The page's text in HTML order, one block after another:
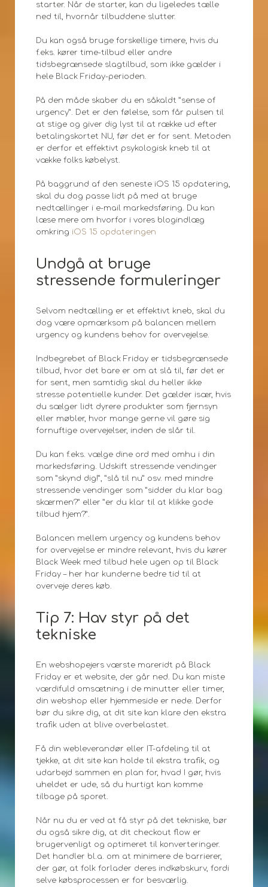
starter. Når de starter, kan du ligeledes tælle
ned til, hvornår tilbuddene slutter.
Du kan også bruge forskellige timere, hvis du
f.eks. kører time-tilbud eller andre
tidsbegrænsede slagtilbud, som ikke gælder i
hele Black Friday-perioden.
På den måde skaber du en såkaldt ”sense of
urgency”. Det er den følelse, som får pulsen til
at stige og giver dig lyst til at række ud efter
betalingskortet NU, før det er for sent. Metoden
er derfor et effektivt psykologisk kneb til at
vække folks købelyst.
På baggrund af den seneste iOS 15 opdatering,
skal du dog passe lidt på med at bruge
nedtællinger i e-mail markedsføring. Du kan
læse mere om hvorfor i vores blogindlæg
omkring iOS 15 opdateringen
Undgå at bruge
stressende formuleringer
Selvom nedtælling er et effektivt kneb, skal du
dog være opmærksom på balancen mellem
urgency og kundens behov for overvejelse.
Indbegrebet af Black Friday er tidsbegrænsede
tilbud, hvor det bare er om at slå til, før det er
for sent, men samtidig skal du heller ikke
stresse potentielle kunder. Det gælder især, hvis
du sælger lidt dyrere produkter som fjernsyn
eller møbler, hvor mange gerne vil gøre sig
fornuftige overvejelser, inden de slår til.
Du kan f.eks. vælge dine ord med omhu i din
markedsføring. Udskift stressende vendinger
som ”skynd dig!”, ”slå til nu” osv. med mindre
stressende vendinger som ”sidder du klar bag
skærmen?” eller ”er du klar til at klikke gode
tilbud hjem?”.
Balancen mellem urgency og kundens behov
for overvejelse er mindre relevant, hvis du kører
Black Week med tilbud hele ugen op til Black
Friday – her har kunderne bedre tid til at
overveje deres køb.
Tip 7: Hav styr på det
tekniske
En webshopejers værste mareridt på Black
Friday er et website, der går ned. Du kan miste
værdifuld omsætning i de minutter eller timer,
din webshop eller hjemmeside er nede. Derfor
bør du sikre dig, at dit site kan klare den ekstra
trafik uden at blive overbelastet.
Få din webleverandør eller IT-afdeling til at
tjekke, at dit site kan holde til ekstra trafik, og
udarbejd sammen en plan for, hvad I gør, hvis
uheldet er ude, så du hurtigt kan komme
tilbage på sporet.
Når nu du er ved at få styr på det tekniske, bør
du også sikre dig, at dit checkout flow er
brugervenligt og optimeret til konverteringer.
Det handler bl.a. om at minimere de barrierer,
der gør, at folk forlader deres indkøbskurv, fordi
selve købsprocessen er for besværlig.